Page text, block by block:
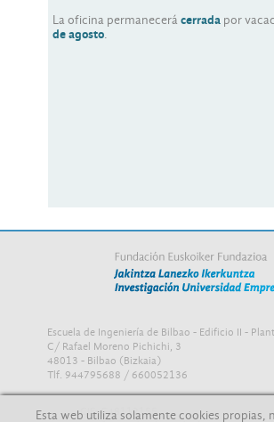
Esta web utiliza solamente cookies propias,
La oficina permanecerá cerrada por
de agosto.
Escuela de Ingeniería de Bilbao - Edificio II -
C/ Rafael Moreno Pichichi, 3
48013 - Bilbao (Bizkaia)
Tlf. 944795688 / 660052136
CIF: G48112155